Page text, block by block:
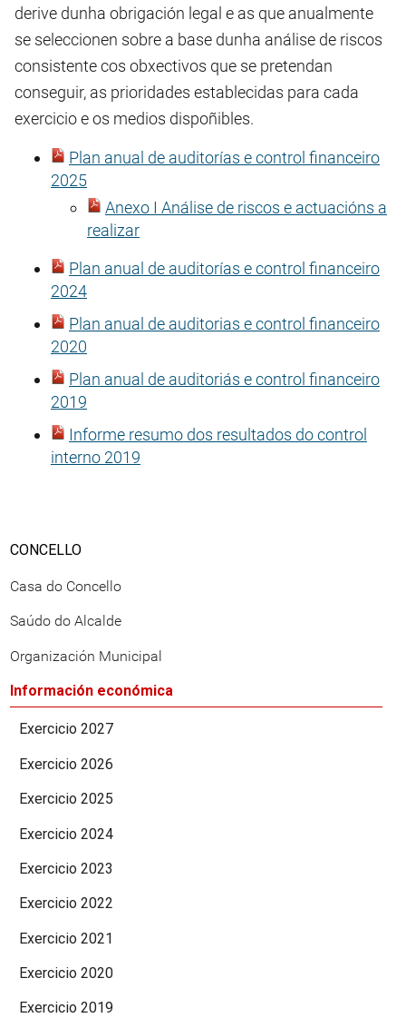
derive dunha obrigación legal e as que anualmente
se seleccionen sobre a base dunha análise de riscos
consistente cos obxectivos que se pretendan
conseguir, as prioridades establecidas para cada
exercicio e os medios dispoñibles.
Plan anual de auditorías e control financeiro
2025
Anexo I Análise de riscos e actuacións a
realizar
Plan anual de auditorías e control financeiro
2024
Plan anual de auditorias e control financeiro
2020
Plan anual de auditoriás e control financeiro
2019
Informe resumo dos resultados do control
interno 2019
CONCELLO
Casa do Concello
Saúdo do Alcalde
Organización Municipal
Información económica
Exercicio 2027
Exercicio 2026
Exercicio 2025
Exercicio 2024
Exercicio 2023
Exercicio 2022
Exercicio 2021
Exercicio 2020
Exercicio 2019